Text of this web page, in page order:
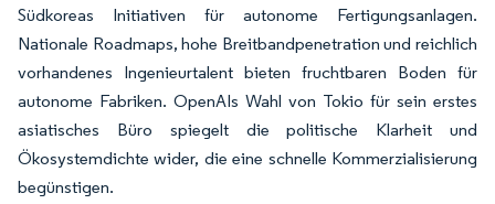
Südkoreas Initiativen für autonome Fertigungsanlagen.
Nationale Roadmaps, hohe Breitbandpenetration und reichlich
vorhandenes Ingenieurtalent bieten fruchtbaren Boden für
autonome Fabriken. OpenAIs Wahl von Tokio für sein erstes
asiatisches Büro spiegelt die politische Klarheit und
Ökosystemdichte wider, die eine schnelle Kommerzialisierung
begünstigen.